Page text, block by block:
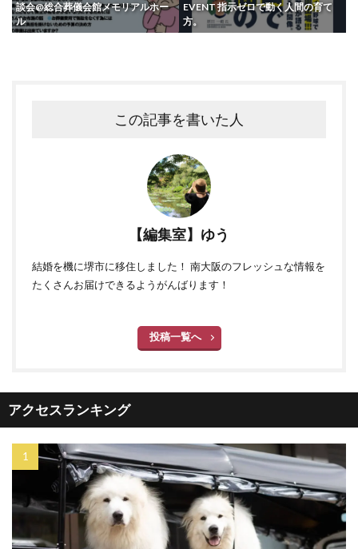
談会@総合葬儀会館メモリアルホー
ル
EVENT 指示ゼロで動く人間の育て
方。
この記事を書いた人
【編集室】ゆう
結婚を機に堺市に移住しました！ 南大阪のフレッシュな情報を
たくさんお届けできるようがんばります！
投稿一覧へ
アクセスランキング